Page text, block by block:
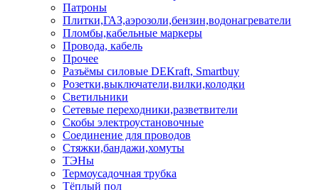
Патроны
Плитки,ГАЗ,аэрозоли,бензин,водонагреватели
Пломбы,кабельные маркеры
Провода, кабель
Прочее
Разъёмы силовые DEKraft, Smartbuy
Розетки,выключатели,вилки,колодки
Светильники
Сетевые переходники,разветвители
Скобы электроустановочные
Соединение для проводов
Стяжки,бандажи,хомуты
ТЭНы
Термоусадочная трубка
Тёплый пол